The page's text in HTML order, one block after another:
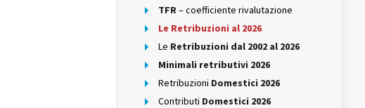
TFR– coefficiente rivalutazione
Le Retribuzioni al 2026
Le Retribuzioni dal 2002 al 2026
Minimali retributivi 2026
Retribuzioni Domestici 2026
Contributi Domestici 2026